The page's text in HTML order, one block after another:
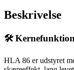
Beskrivelse
🛠️
HLA 86 er udstyret